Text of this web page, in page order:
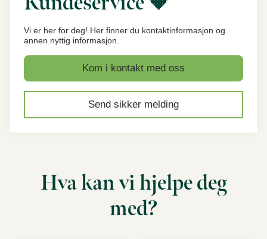
Vi er her for deg! Her finner du kontaktinformasjon og
annen nyttig informasjon.
Send sikker melding
Kom i kontakt med oss
Hva kan vi hjelpe deg
med?